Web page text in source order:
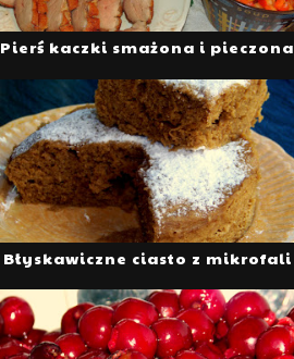
Pierś kaczki smażona i pieczona
Błyskawiczne ciasto z mikrofali